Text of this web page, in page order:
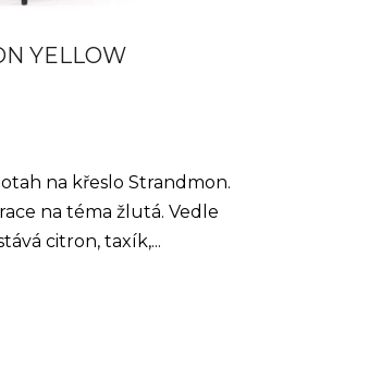
YELLOW
na křeslo Strandmon.
na téma žlutá. Vedle
citron, taxík,...